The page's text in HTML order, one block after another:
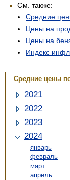
См. также:
Средние
Цены на
Цены на
Индекс
Средние цены
2021
2022
2023
2024
январь
февраль
март
апрель